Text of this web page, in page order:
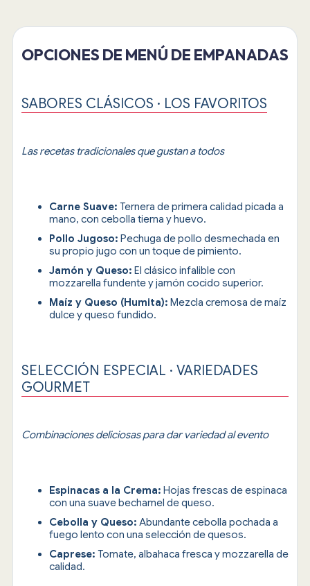
OPCIONES DE MENÚ DE EMPANADAS
SABORES CLÁSICOS · LOS FAVORITOS
Las recetas tradicionales que gustan a todos
Carne Suave: Ternera de primera calidad picada a
mano, con cebolla tierna y huevo.
Pollo Jugoso: Pechuga de pollo desmechada en
su propio jugo con un toque de pimiento.
Jamón y Queso: El clásico infalible con
mozzarella fundente y jamón cocido superior.
Maíz y Queso (Humita): Mezcla cremosa de maíz
dulce y queso fundido.
SELECCIÓN ESPECIAL · VARIEDADES
GOURMET
Combinaciones deliciosas para dar variedad al evento
Espinacas a la Crema: Hojas frescas de espinaca
con una suave bechamel de queso.
Cebolla y Queso: Abundante cebolla pochada a
fuego lento con una selección de quesos.
Caprese: Tomate, albahaca fresca y mozzarella de
calidad.